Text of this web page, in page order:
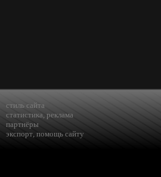
стиль сайта
статистика, реклама
партнёры
экспорт, помощь сайту